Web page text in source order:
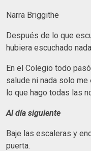
Narra Briggithe
Después de lo que
hubiera escuchado
En el Colegio todo
salude ni nada solo
lo que hago todas las
Al día siguiente
Baje las escaleras y
puerta.